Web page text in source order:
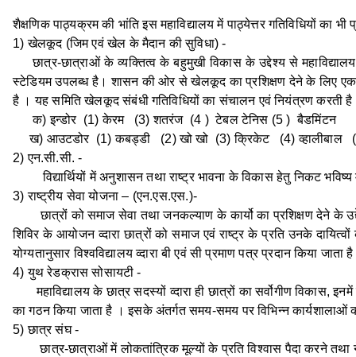
शैक्षणिक पाठ्यक्रम की भांति इस महाविद्यालय में पाठ्येत्तर गतिविधियों का
1) खेलकूद (जिम एवं खेल के मैदान की सुविधा) -
छात्र-छात्राओं के व्यक्तित्व के बहुमुखी विकास के उद्देश्य से
स्टेडियम उपलब्ध है। शासन की ओर से खेलकूद का प्रशिक्षण देने के लिए एक
है । यह समिति खेलकूद संबंधी गतिविधियों का संचालन एवं नियंत्रण करती है
क) इन्डोर (1) केरम (3) शतरंज (4 ) टेबल टेनिस (5 ) बैडमिंटन
ख) आउटडोर (1) कबड्डी (2) खो खो (3) क्रिकेट (4) व्हालीबाल
2) एन.सी.सी. -
विद्यार्थियों में अनुशासन तथा राष्ट्र भावना के विकास हेतु निकट
3) राष्ट्रीय सेवा योजना – (एन.एस.एस.)-
छात्रों को समाज सेवा तथा जनकल्याण के कार्यो का प्रशिक्षण देने के
शिविर के आयोजन व्दारा छात्रों को समाज एवं राष्ट्र के प्रति उनके
योग्यतानुसार विश्वविद्यालय व्दारा बी एवं सी प्रमाण पत्र प्रदान किया जाता
4) युथ रेडक्रास सोसायटी -
महाविद्यालय के छात्र सदस्यों व्दारा ही छात्रों का सर्वोगीण विकास,
का गठन किया जाता है । इसके अंतर्गत समय-समय पर विभिन्न कार्यशालाओं
5) छात्र संघ -
छात्र-छात्राओं में लोकतांत्रिक मूल्यों के प्रति विश्वास पैदा करने तथा